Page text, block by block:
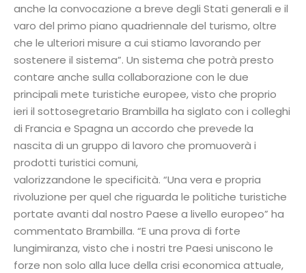
anche la convocazione a breve degli Stati generali e il
varo del primo piano quadriennale del turismo, oltre
che le ulteriori misure a cui stiamo lavorando per
sostenere il sistema”. Un sistema che potrà presto
contare anche sulla collaborazione con le due
principali mete turistiche europee, visto che proprio
ieri il sottosegretario Brambilla ha siglato con i colleghi
di Francia e Spagna un accordo che prevede la
nascita di un gruppo di lavoro che promuoverà i
prodotti turistici comuni,
valorizzandone le specificità. “Una vera e propria
rivoluzione per quel che riguarda le politiche turistiche
portate avanti dal nostro Paese a livello europeo” ha
commentato Brambilla. “E una prova di forte
lungimiranza, visto che i nostri tre Paesi uniscono le
forze non solo alla luce della crisi economica attuale,